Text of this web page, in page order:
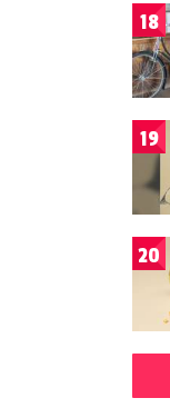
18
19
20